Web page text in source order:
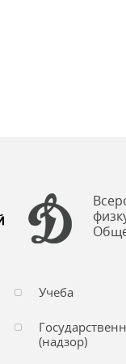
Учеба
(надзор)